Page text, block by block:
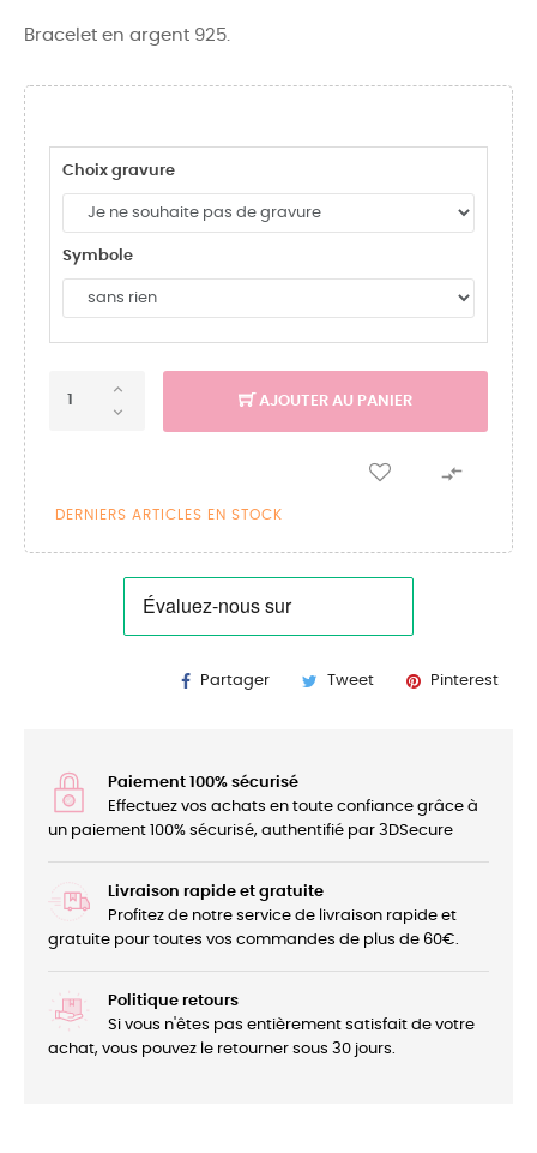
Bracelet en argent 925.
Choix gravure
Symbole
AJOUTER AU PANIER

DERNIERS ARTICLES EN STOCK
Partager Tweet Pinterest
Paiement 100% sécurisé
Effectuez vos achats en toute confiance grâce à
un paiement 100% sécurisé, authentifié par 3DSecure
Livraison rapide et gratuite
Profitez de notre service de livraison rapide et
gratuite pour toutes vos commandes de plus de 60€.
Politique retours
Si vous n'êtes pas entièrement satisfait de votre
achat, vous pouvez le retourner sous 30 jours.